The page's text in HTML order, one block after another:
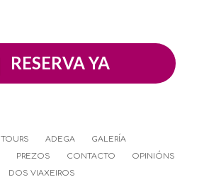
RESERVA YA
TOURS ADEGA
GALERÍA
PREZOS CONTACTO
OPINIÓNS
DOS VIAXEIROS